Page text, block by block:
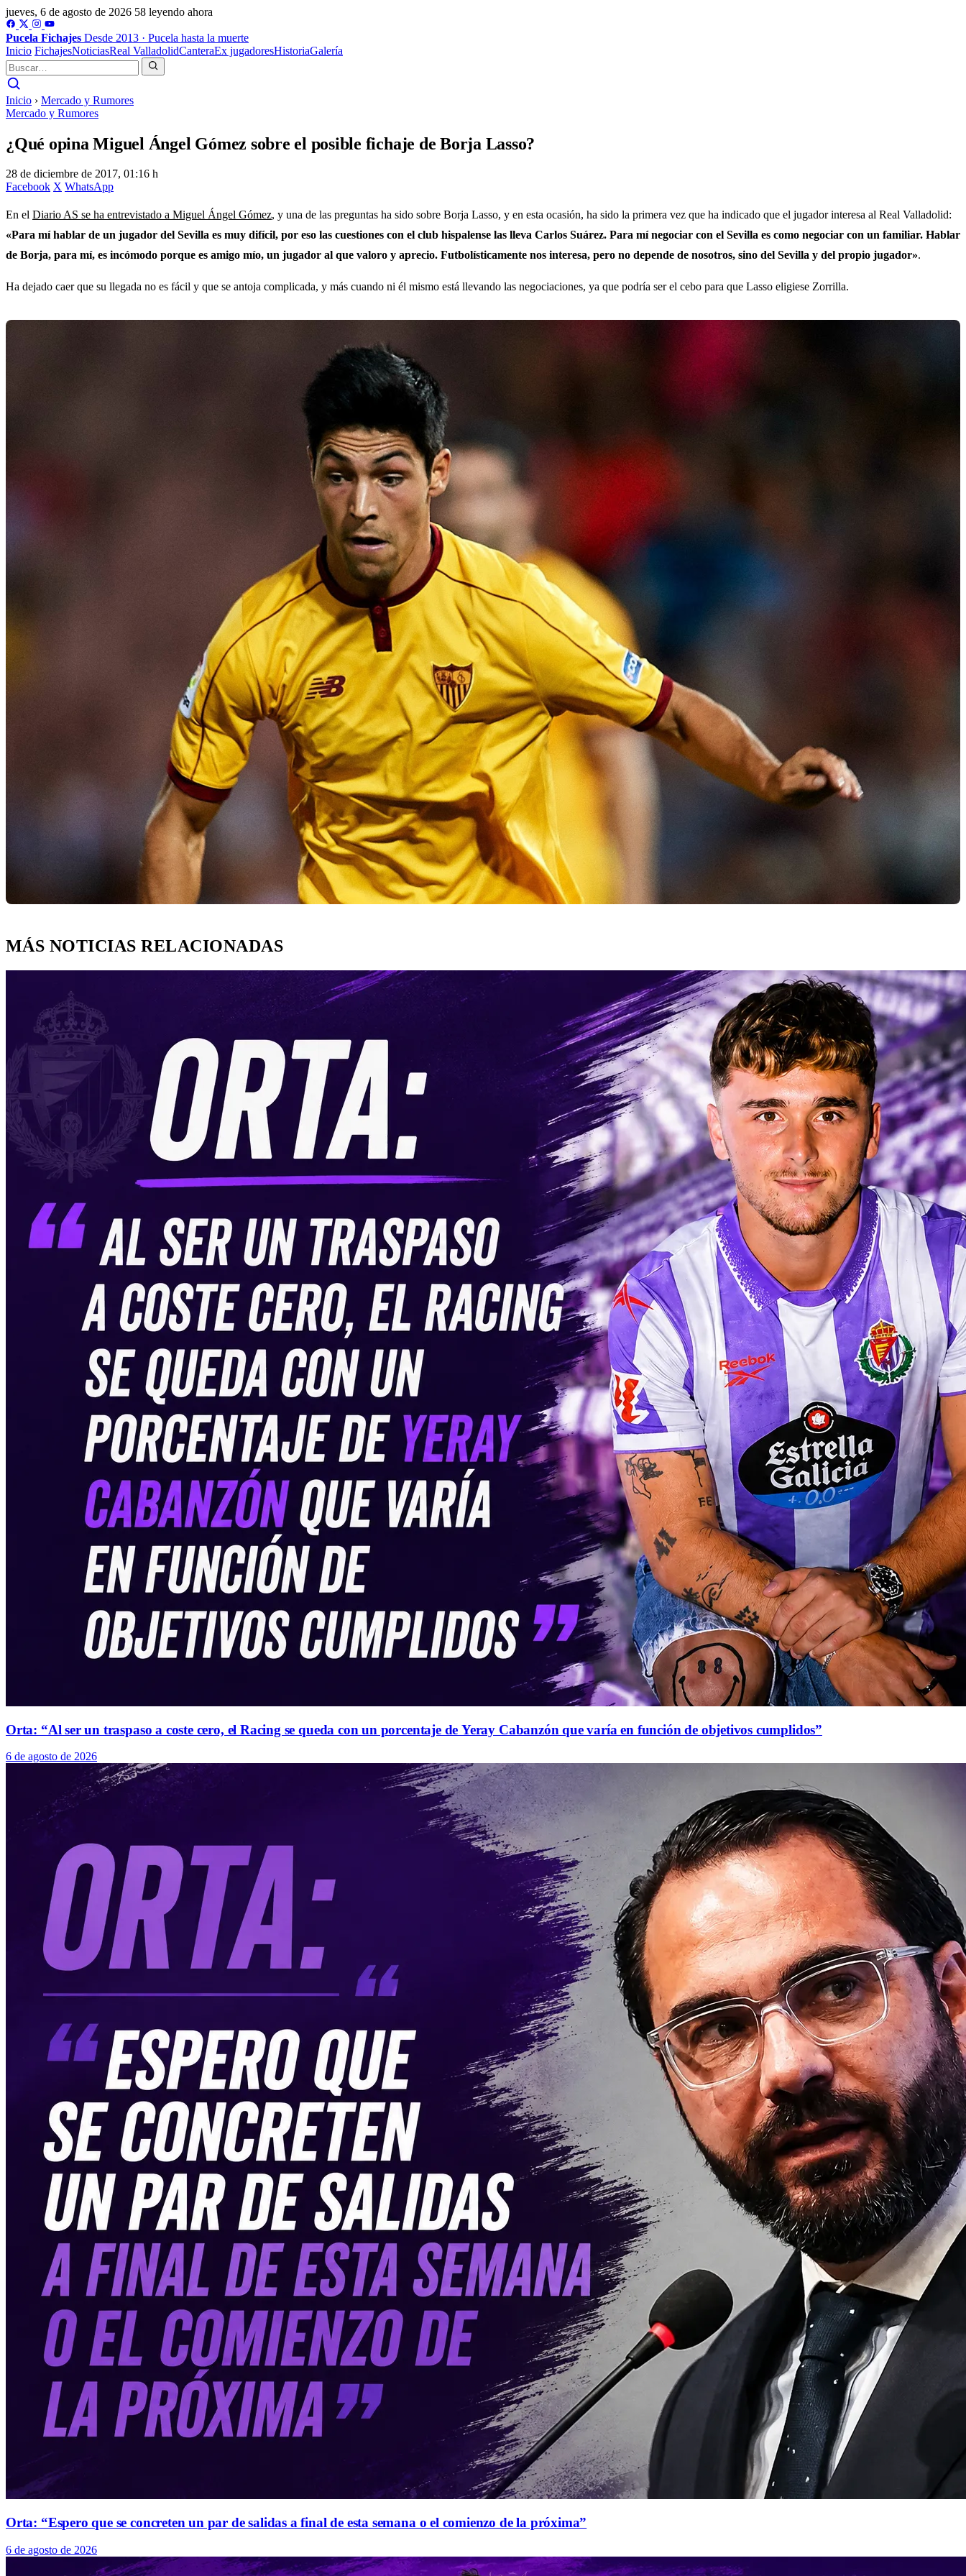
jueves, 6 de agosto de 2026 58 leyendo ahora
Pucela Fichajes Desde 2013 · Pucela hasta la muerte
Inicio FichajesNoticiasReal ValladolidCanteraEx jugadoresHistoriaGalería
Inicio › Mercado y Rumores
Mercado y Rumores
¿Qué opina Miguel Ángel Gómez sobre el posible fichaje de Borja Lasso?
28 de diciembre de 2017, 01:16 h
Facebook X WhatsApp
En el Diario AS se ha entrevistado a Miguel Ángel Gómez, y una de las preguntas ha sido sobre Borja Lasso, y en esta ocasión, ha sido la primera vez que ha indicado que el jugador interesa al Real Valladolid:
«Para mí hablar de un jugador del Sevilla es muy difícil, por eso las cuestiones con el club hispalense las lleva Carlos Suárez. Para mí negociar con el Sevilla es como negociar con un familiar. Hablar
de Borja, para mí, es incómodo porque es amigo mío, un jugador al que valoro y aprecio. Futbolísticamente nos interesa, pero no depende de nosotros, sino del Sevilla y del propio jugador».
Ha dejado caer que su llegada no es fácil y que se antoja complicada, y más cuando ni él mismo está llevando las negociaciones, ya que podría ser el cebo para que Lasso eligiese Zorrilla.
MÁS NOTICIAS RELACIONADAS
Orta: “Al ser un traspaso a coste cero, el Racing se queda con un porcentaje de Yeray Cabanzón que varía en función de objetivos cumplidos”
6 de agosto de 2026
Orta: “Espero que se concreten un par de salidas a final de esta semana o el comienzo de la próxima”
6 de agosto de 2026